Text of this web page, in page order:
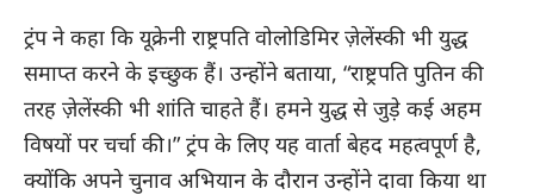
ट्रंप ने कहा कि यूक्रेनी राष्ट्रपति वोलोडिमिर ज़ेलेंस्की भी युद्ध
समाप्त करने के इच्छुक हैं। उन्होंने बताया, “राष्ट्रपति पुतिन की
तरह ज़ेलेंस्की भी शांति चाहते हैं। हमने युद्ध से जुड़े कई अहम
विषयों पर चर्चा की।” ट्रंप के लिए यह वार्ता बेहद महत्वपूर्ण है,
क्योंकि अपने चुनाव अभियान के दौरान उन्होंने दावा किया था